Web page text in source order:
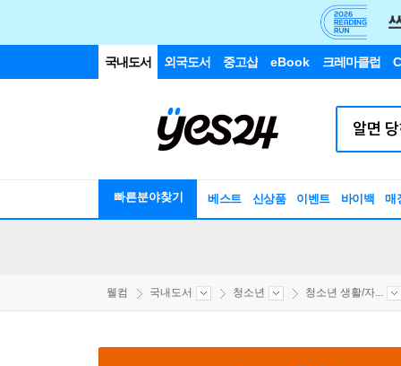
국내도서 외국도서 중고샵 eBook 크레마클럽
빠른분야찾기 베스트 신상품 이벤트 바이백 매
웰컴 국내도서 청소년 청소년 생활/자...